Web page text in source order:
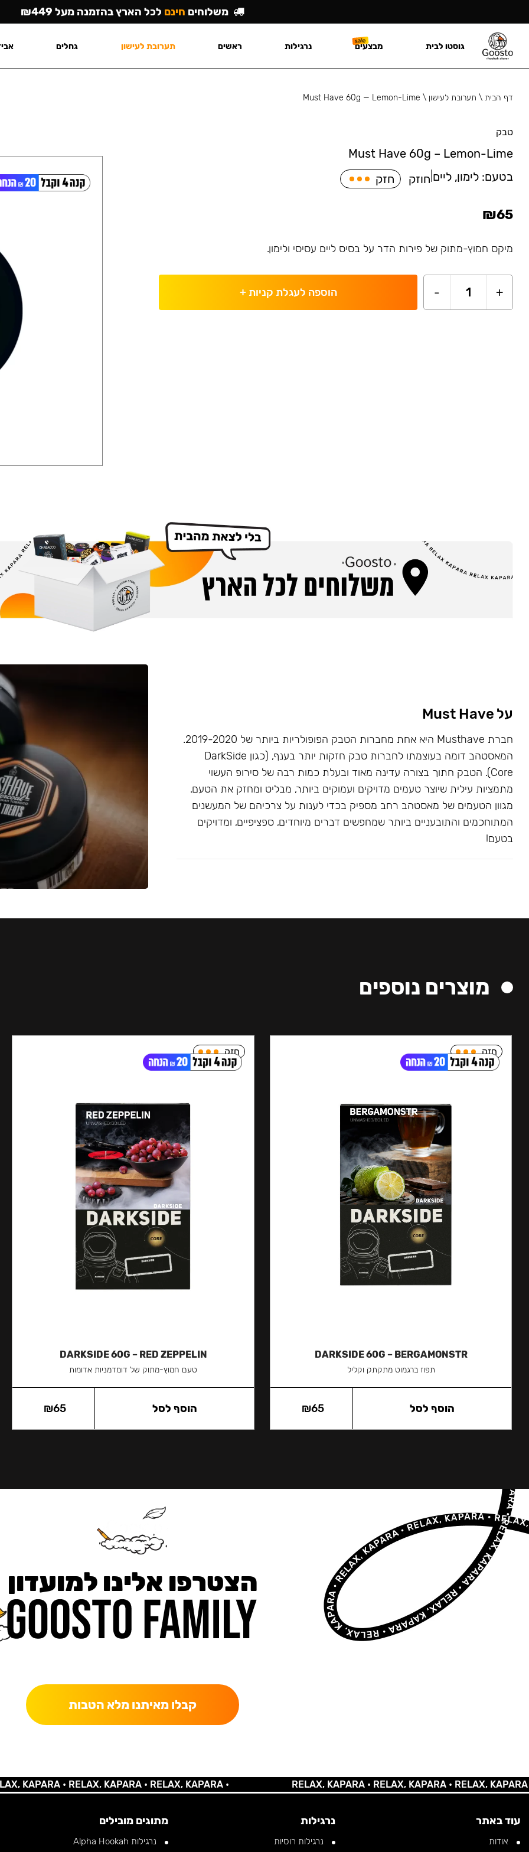
דף הבית\ תערובת לעישון \
Must Have 60g — Lemon-Lime
טבק
Must Have 60g – Lemon-Lime
בטעם: לימון, ליים חוזק חזק
₪65
מיקס חמוץ-מתוק של פירות הדר על בסיס ליים עסיסי ולימון.
+
1
- הוספה לעגלת קניות+
על Must Have
חברת Musthave היא אחת מחברות הטבק הפופולריות ביותר של 2019-2020.
המאסטהב דומה בעוצמתו לחברות טבק חזקות יותר בענף, (כגון DarkSide
Core). הטבק חתוך בצורה עדינה מאוד ובעלת כמות רבה של סירופ העשוי
מתמציות עילית שיוצר טעמים מדויקים ועמוקים ביותר, מבליט ומחזק את הטעם.
מגוון הטעמים של מאסטהב רחב מספיק בכדי לענות על צרכיהם של המעשנים
המתוחכמים והתובעניים ביותר שמחפשים דברים מיוחדים, ספציפיים, ומדויקים
בטעם!
מוצרים נוספים
חזק
DARKSIDE 60G – BERGAMONSTR
תפוז ברגמוט מתקתק וקליל
₪65 הוסף לסל
חזק
DARKSIDE 60G – RED ZEPPELIN
טעם חמוץ-מתוק של דומדמניות אדומות
₪65 הוסף לסל
הצטרפו אלינו למועדון
קבלו מאיתנו מלא הטבות
משלוחים חינם לכל הארץ בהזמנה מעל ₪449
גוסטו לבית מבצעים נרגילות ראשים תערובת לעישון גחלים
•RELAX, KAPARA •RELAX, KAPARA • RELAX, KAPARA •RELAX, KAPARA •RELAX, KAPARA •
עוד באתר
אודות
נרגילות
נרגילות רוסיות
מתוגים מובילים
נרגילות Alpha Hookah